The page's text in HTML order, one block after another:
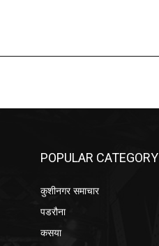
POPULAR CATEGORY
कुशीनगर समाचार
पडरौना
कसया